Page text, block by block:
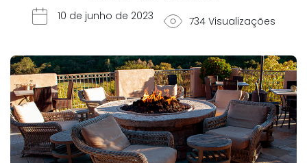
10 de junho de 2023 734 Visualizações